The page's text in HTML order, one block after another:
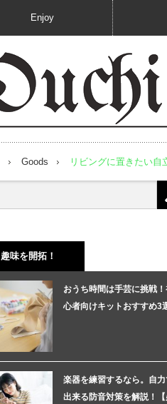
Enjoy
Goods リビングに置きたい自
趣味を開拓！
おうち時間は手芸に挑戦！
心者向けキットおすすめ3
楽器を練習するなら。自
出来る防音対策を解説！